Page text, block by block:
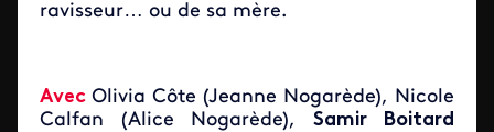
ravisseur… ou de sa mère.
Avec Olivia Côte (Jeanne Nogarède), Nicole
Calfan (Alice Nogarède), Samir Boitard